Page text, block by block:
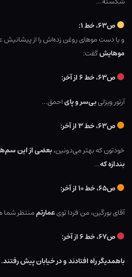
ص۶۳، خط ۱:
و با دست موهای روغن زده‌اش را از پیشانیش
موهایشگفت:
ص۶۳، خط ۶ از آخر:
آرتور ویزلیبی‌سر و پایاحمق…
ص۶۳، خط ۳ از آخر:
خودتون که بهتر می‌دونین،بعضی از این
بندازه که…
ص۶۵، خط ۱۰ از آخر:
آقای بورگین، من فردا تویعمارتممنتظر
ص۶۷، خط ۶ از آخر:
باهمدیگر راه افتادند و در خیابان پیش رفتند.